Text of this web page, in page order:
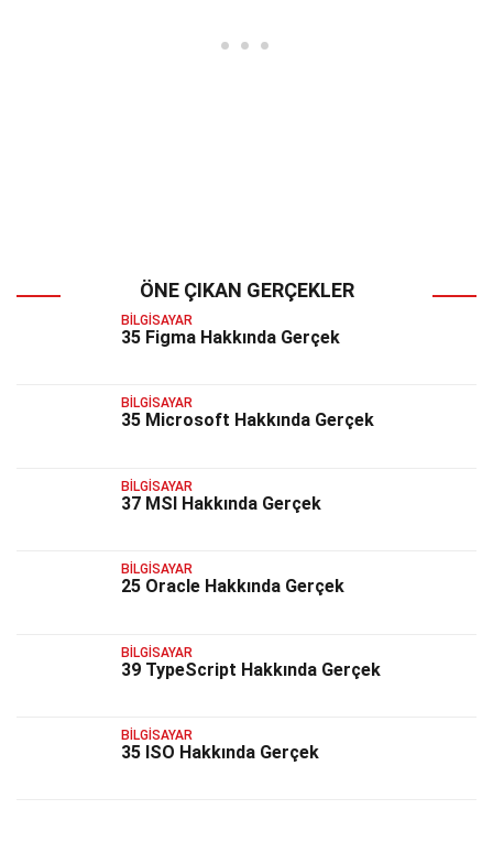
ÖNE ÇIKAN GERÇEKLER
BILGISAYAR
35 Figma Hakkında Gerçek
BILGISAYAR
35 Microsoft Hakkında Gerçek
BILGISAYAR
37 MSI Hakkında Gerçek
BILGISAYAR
25 Oracle Hakkında Gerçek
BILGISAYAR
39 TypeScript Hakkında Gerçek
BILGISAYAR
35 ISO Hakkında Gerçek